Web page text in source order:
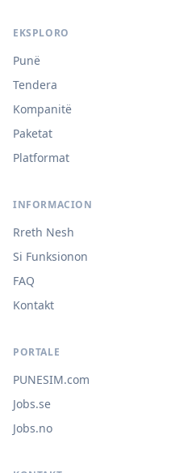
EKSPLORO
Punë
Tendera
Kompanitë
Paketat
Platformat
INFORMACION
Rreth Nesh
Si Funksionon
FAQ
Kontakt
PORTALE
PUNESIM.com
Jobs.se
Jobs.no